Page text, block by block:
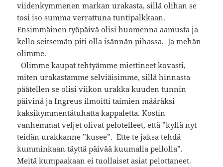
viidenkymmenen markan urakasta, sillä olihan se
tosi iso summa verrattuna tuntipalkkaan.
Ensimmäinen työpäivä olisi huomenna aamusta ja
kello seitsemän piti olla isännän pihassa. Ja mehän
olimme.
Olimme kaupat tehtyämme miettineet kovasti,
miten urakastamme selviäisimme, sillä hinnasta
päätellen se olisi viikon urakka kuuden tunnin
päivinä ja Ingreus ilmoitti taimien määräksi
kaksikymmentätuhatta kappaletta. Kostin
vanhemmat veljet olivat pelotelleet, että ”kyllä nyt
teidän urakkanne ”kusee”. Ette te jaksa tehdä
kumminkaan täyttä päivää kuumalla pellolla”.
Meitä kumpaakaan ei tuollaiset asiat pelottaneet.